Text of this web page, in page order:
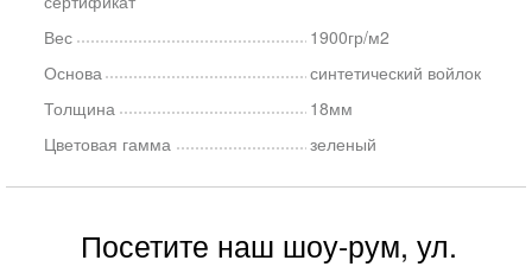
Вес
1900гр/м2
Основа
синтетический войлок
Толщина
18мм
Цветовая гамма
зеленый
Посетите наш шоу-рум, ул.